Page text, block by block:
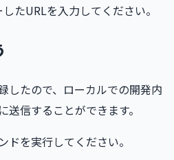
たURLを入力してください。
したので、ローカルでの開発内
信することができます。
ドを実行してください。